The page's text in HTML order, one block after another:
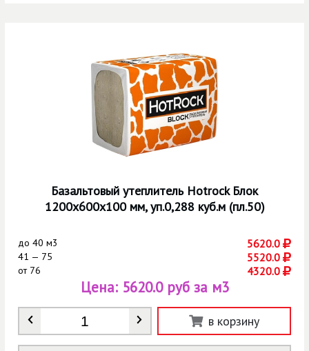
Базальтовый утеплитель Hotrock Блок
1200х600х100 мм, уп.0,288 куб.м (пл.50)
до 40 м3 5620.0
41 — 75 5520.0
от76 4320.0
Количество
Цена: 5620.0 руб за м3
в корзину